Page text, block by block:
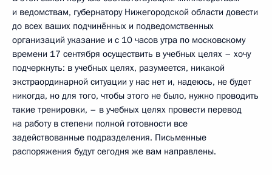
и ведомствам, губернатору Нижегородской области довести
до всех ваших подчинённых и подведомственных
организаций указание и с 10 часов утра по московскому
времени 17 сентября осуществить в учебных целях – хочу
подчеркнуть: в учебных целях, разумеется, никакой
экстраординарной ситуации у нас нет и, надеюсь, не будет
никогда, но для того, чтобы этого не было, нужно проводить
такие тренировки, – в учебных целях провести перевод
на работу в степени полной готовности все
задействованные подразделения. Письменные
распоряжения будут сегодня же вам направлены.